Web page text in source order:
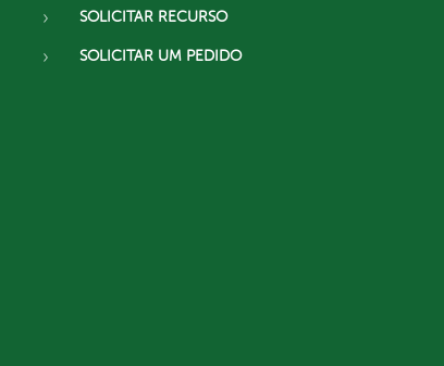
SOLICITAR RECURSO
SOLICITAR UM PEDIDO